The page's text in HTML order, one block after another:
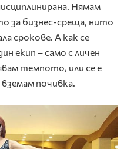
Нямам
за бизнес-среща, нито
срокове. А как се
екип – само с личен
темпото, или се е
почивка.